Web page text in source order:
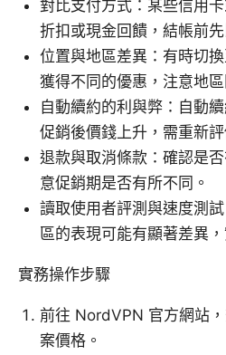
對比支付方式：某些信用
折扣或現金回饋，結帳前先
位置與地區差異：有時切
獲得不同的優惠，注意地
自動續約的利與弊：自動
促銷後價錢上升，需重新評
退款與取消條款：確認是
意促銷期是否有所不同。
讀取使用者評測與速度測
區的表現可能有顯著差異，
實務操作步驟
前往 NordVPN 官方網站
案價格。